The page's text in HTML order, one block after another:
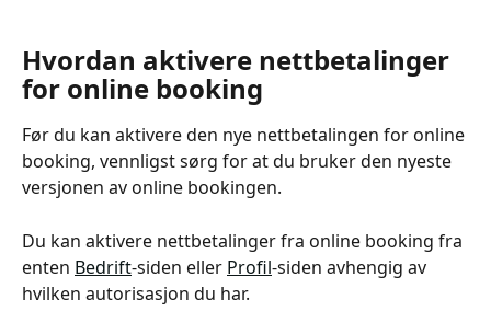
Hvordan aktivere nettbetalinger
for online booking
Før du kan aktivere den nye nettbetalingen for online
booking, vennligst sørg for at du bruker den nyeste
versjonen av online bookingen.
Du kan aktivere nettbetalinger fra online booking fra
enten Bedrift-siden eller Profil-siden avhengig av
hvilken autorisasjon du har.